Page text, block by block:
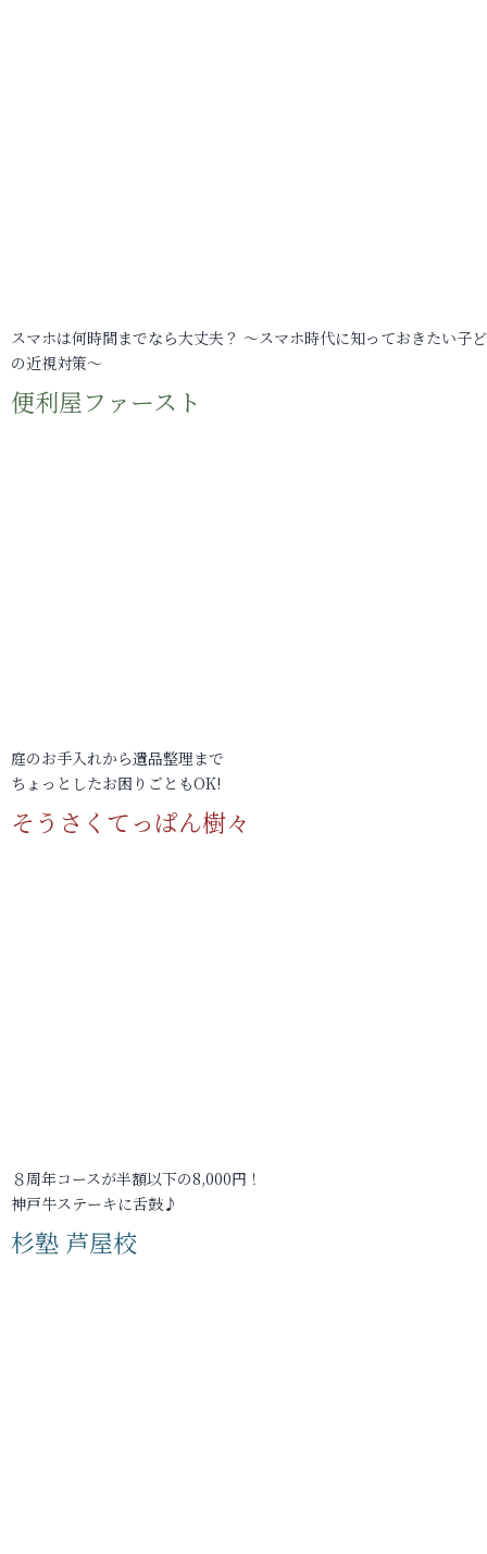
スマホは何時間までなら大丈夫？ ～スマホ時代に知っておきたい子
の近視対策～
便利屋ファースト
庭のお手入れから遺品整理まで
ちょっとしたお困りごともOK!
そうさくてっぱん樹々
８周年コースが半額以下の8,000円！
神戸牛ステーキに舌鼓♪
杉塾 芦屋校